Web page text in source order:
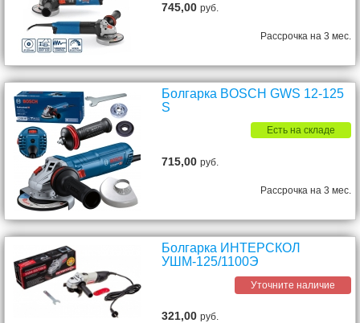
745,00руб.
Рассрочка на 3 мес.
Болгарка BOSCH GWS 12-125
S
Есть на складе
715,00руб.
Рассрочка на 3 мес.
Болгарка ИНТЕРСКОЛ
УШМ-125/1100Э
Уточните наличие
321,00руб.